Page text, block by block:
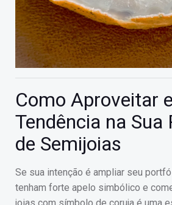
Como Aproveitar
Tendência na Sua
de Semijoias
Se sua intenção é ampliar seu
tenham forte apelo simbólico e